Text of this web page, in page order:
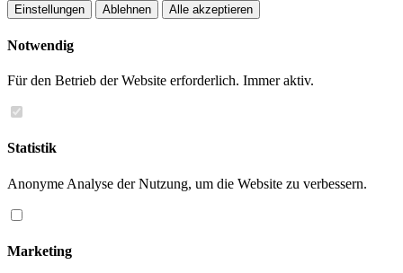
Einstellungen Ablehnen Alle akzeptieren
Notwendig
Für den Betrieb der Website erforderlich. Immer aktiv.
Statistik
Anonyme Analyse der Nutzung, um die Website zu verbessern.
Marketing